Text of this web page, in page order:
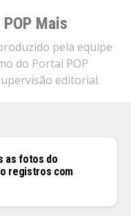
Mais
pela equipe
do Portal POP
editorial.
as fotos do
registros com